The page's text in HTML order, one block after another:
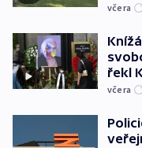
včera
řekl
včera